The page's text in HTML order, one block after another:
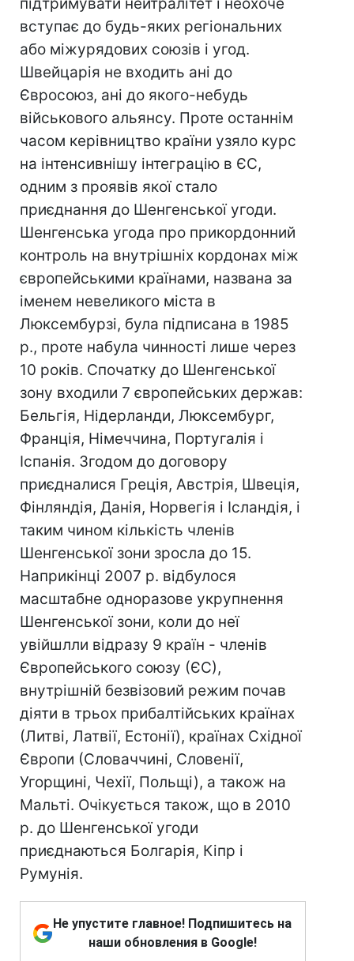
вступає до будь-яких регіональних
або міжурядових союзів і угод.
Швейцарія не входить ані до
Євросоюз, ані до якого-небудь
військового альянсу. Проте останнім
часом керівництво країни узяло курс
на інтенсивнішу інтеграцію в ЄС,
одним з проявів якої стало
приєднання до Шенгенської угоди.
Шенгенська угода про прикордонний
контроль на внутрішніх кордонах між
європейськими країнами, названа за
іменем невеликого міста в
Люксембурзі, була підписана в 1985
р., проте набула чинності лише через
10 років. Спочатку до Шенгенської
зону входили 7 європейських держав:
Бельгія, Нідерланди, Люксембург,
Франція, Німеччина, Португалія і
Іспанія. Згодом до договору
приєдналися Греція, Австрія, Швеція,
Фінляндія, Данія, Норвегія і Ісландія, і
таким чином кількість членів
Шенгенської зони зросла до 15.
Наприкінці 2007 р. відбулося
масштабне одноразове укрупнення
Шенгенської зони, коли до неї
увійшлли відразу 9 країн - членів
Європейського союзу (ЄС),
внутрішній безвізовий режим почав
діяти в трьох прибалтійських країнах
(Литві, Латвії, Естонії), країнах Східної
Європи (Словаччині, Словенії,
Угорщині, Чехії, Польщі), а також на
Мальті. Очікується також, що в 2010
р. до Шенгенської угоди
приєднаються Болгарія, Кіпр і
Румунія.
Не упустите главное! Подпишитесь на
наши обновления в Google!